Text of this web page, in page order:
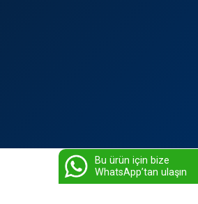
Bu ürün için bize
WhatsApp’tan ulaşın